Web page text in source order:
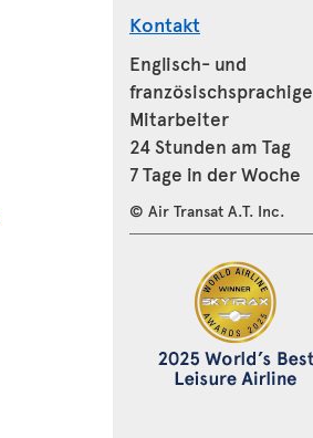
Kontakt
Englisch- und
französischsprachige
Mitarbeiter
24 Stunden am Tag
7 Tage in der Woche
© Air Transat A.T. Inc.